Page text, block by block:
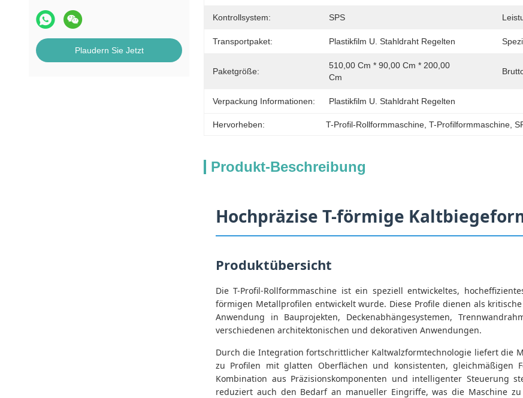
Plaudern Sie Jetzt
Kontrollsystem: SPS
Transportpaket: Plastikfilm U. Stahldraht Regelten
Paketgröße:
510,00 Cm * 90,00 Cm * 200,00
Cm
Verpackung Informationen: Plastikfilm U. Stahldraht Regelten
Hervorheben: T-Profil-Rollformmaschine, T-Profilformmaschine,
Produkt-Beschreibung
Hochpräzise T-förmige
Produktübersicht
Die T-Profil-Rollformmaschine ist ein speziell entwickeltes,
förmigen Metallprofilen entwickelt wurde. Diese Profile dienen als
Anwendung in Bauprojekten, Deckenabhängesystemen,
verschiedenen architektonischen und dekorativen Anwendungen.
Durch die Integration fortschrittlicher Kaltwalzformtechnologie liefert die
zu Profilen mit glatten Oberflächen und konsistenten,
Kombination aus Präzisionskomponenten und intelligenter Steuerung
reduziert auch den Bedarf an manueller Eingriffe, was die Maschine